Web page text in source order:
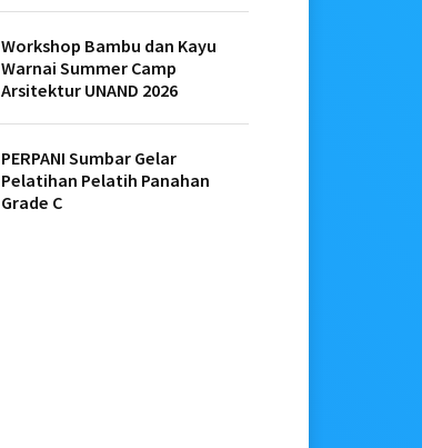
Workshop Bambu dan Kayu
Warnai Summer Camp
Arsitektur UNAND 2026
PERPANI Sumbar Gelar
Pelatihan Pelatih Panahan
Grade C